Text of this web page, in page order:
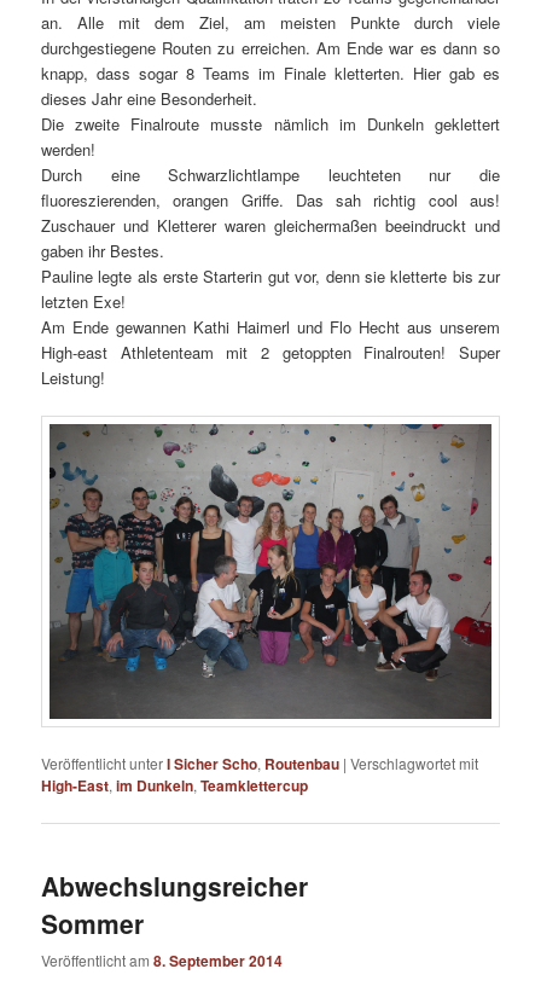
an. Alle mit dem Ziel, am meisten Punkte durch viele
durchgestiegene Routen zu erreichen. Am Ende war es dann so
knapp, dass sogar 8 Teams im Finale kletterten. Hier gab es
dieses Jahr eine Besonderheit.
Die zweite Finalroute musste nämlich im Dunkeln geklettert
werden!
Durch eine Schwarzlichtlampe leuchteten nur die
fluoreszierenden, orangen Griffe. Das sah richtig cool aus!
Zuschauer und Kletterer waren gleichermaßen beeindruckt und
gaben ihr Bestes.
Pauline legte als erste Starterin gut vor, denn sie kletterte bis zur
letzten Exe!
Am Ende gewannen Kathi Haimerl und Flo Hecht aus unserem
High-east Athletenteam mit 2 getoppten Finalrouten! Super
Leistung!
Veröffentlicht unterI Sicher Scho, Routenbau |Verschlagwortet mit
High-East,im Dunkeln,Teamklettercup
Abwechslungsreicher
Sommer
Veröffentlicht am8. September 2014